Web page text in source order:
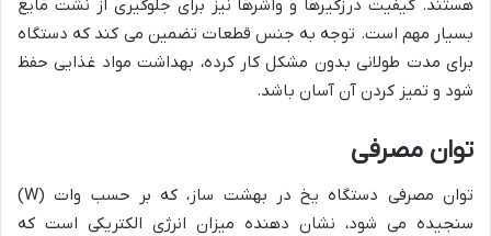
هستند. کیفیت درزگیرها و واشرها نیز برای جلوگیری از نشت مایع
بسیار مهم است. توجه به جنس قطعات تضمین می کند که دستگاه
برای مدت طولانی بدون مشکل کار کرده، بهداشت مواد غذایی حفظ
شود و تمیز کردن آن آسان باشد.
توان مصرفی
توان مصرفی دستگاه یخ در بهشت ساز، که بر حسب وات (W)
سنجیده می شود، نشان دهنده میزان انرژی الکتریکی است که